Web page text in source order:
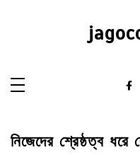
নিজেদের শ্রেষ্ঠত্ব